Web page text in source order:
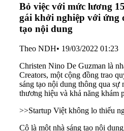
Bỏ việc với mức lương
gái khởi nghiệp với ứng
tạo nội dung
Theo NDH• 19/03/2022 01:23
Christen Nino De Guzman là
Creators, một cộng đồng trao
sáng tạo nội dung thông qua sự
thương hiệu và khả năng khám
>>Startup Việt không lo thiếu
Cô là một nhà sáng tạo nội